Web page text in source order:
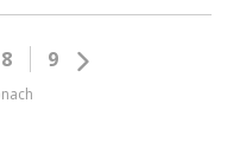
8 9